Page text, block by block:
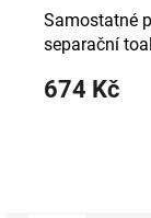
674 Kč
Samostatné
separační